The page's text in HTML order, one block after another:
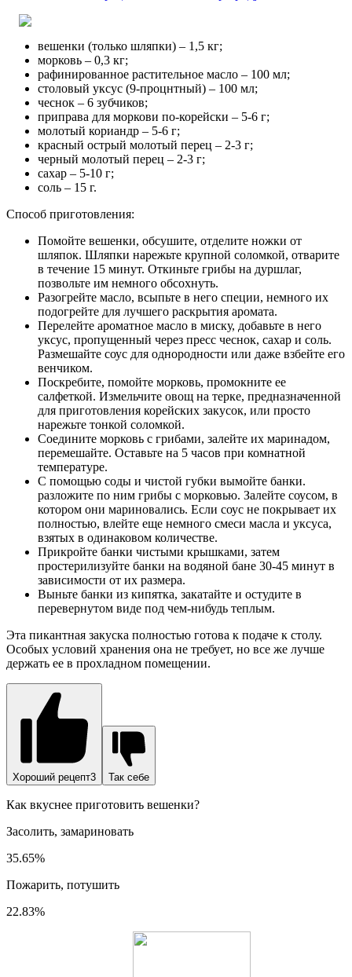
вешенки (только шляпки) – 1,5 кг;
морковь – 0,3 кг;
рафинированное растительное масло – 100 мл;
столовый уксус (9-процнтный) – 100 мл;
чеснок – 6 зубчиков;
приправа для моркови по-корейски – 5-6 г;
молотый кориандр – 5-6 г;
красный острый молотый перец – 2-3 г;
черный молотый перец – 2-3 г;
сахар – 5-10 г;
соль – 15 г.
Способ приготовления:
Помойте вешенки, обсушите, отделите ножки от
шляпок. Шляпки нарежьте крупной соломкой, отварите
в течение 15 минут. Откиньте грибы на дуршлаг,
позвольте им немного обсохнуть.
Разогрейте масло, всыпьте в него специи, немного их
подогрейте для лучшего раскрытия аромата.
Перелейте ароматное масло в миску, добавьте в него
уксус, пропущенный через пресс чеснок, сахар и соль.
Размешайте соус для однородности или даже взбейте его
венчиком.
Поскребите, помойте морковь, промокните ее
салфеткой. Измельчите овощ на терке, предназначенной
для приготовления корейских закусок, или просто
нарежьте тонкой соломкой.
Соедините морковь с грибами, залейте их маринадом,
перемешайте. Оставьте на 5 часов при комнатной
температуре.
С помощью соды и чистой губки вымойте банки.
разложите по ним грибы с морковью. Залейте соусом, в
котором они мариновались. Если соус не покрывает их
полностью, влейте еще немного смеси масла и уксуса,
взятых в одинаковом количестве.
Прикройте банки чистыми крышками, затем
простерилизуйте банки на водяной бане 30-45 минут в
зависимости от их размера.
Выньте банки из кипятка, закатайте и остудите в
перевернутом виде под чем-нибудь теплым.
Эта пикантная закуска полностью готова к подаче к столу.
Особых условий хранения она не требует, но все же лучше
держать ее в прохладном помещении.
Хороший рецепт3 Так себе
Как вкуснее приготовить вешенки?
Засолить, замариновать
35.65%
Пожарить, потушить
22.83%